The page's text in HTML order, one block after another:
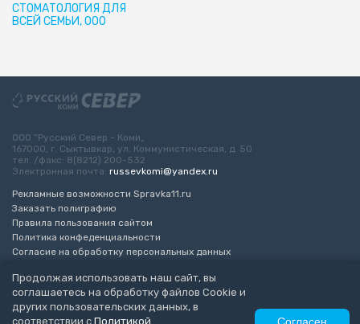
СТОМАТОЛОГИЯ ДЛЯ
ВСЕЙ СЕМЬИ, ООО
Продолжая использовать наш сайт, вы
соглашаетесь на обработку файлов Cookie и
других пользовательских данных, в
соответствии с Политикой
ООО “Русский Север - Коми„
167000, г. Сыктывкар, ул. Коммунистическая, д. 50
тел. /факс: 8(8212) 200-532
Электронная почта: russevkomi@yandex.ru
Рекламные возможности Spravka11.ru
Заказать полиграфию
Правила пользования сайтом
Политика конфеденциальности
Согласие на обработку персональных данных
Разработка сайта“ЭкспертБизнесГрупп”
© 2010-2026 Русский Север - Коми